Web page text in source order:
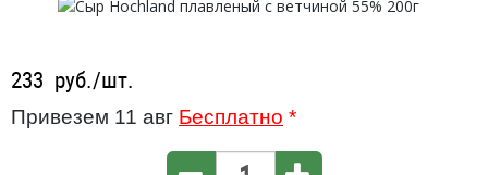
233 руб./шт.
Привезем 11 авг Бесплатно *